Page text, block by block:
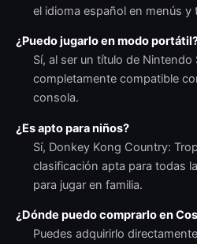
el idioma español en menús y
¿Puedo jugarlo en modo
Sí, al ser un título de Nintendo
completamente compatible
consola.
¿Es apto para niños?
Sí, Donkey Kong Country:
clasificación apta para todas
para jugar en familia.
¿Dónde puedo comprarlo en
Puedes adquirirlo